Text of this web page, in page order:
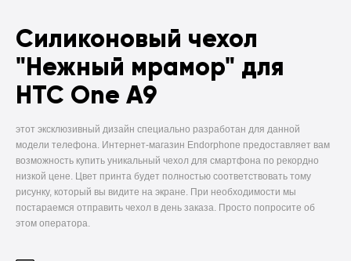
Силиконовый чехол
"Нежный мрамор" для
HTC One A9
этот эксклюзивный дизайн специально разработан для данной
модели телефона. Интернет-магазин Endorphone предоставляет вам
возможность купить уникальный чехол для смартфона по рекордно
низкой цене. Цвет принта будет полностью соответствовать тому
рисунку, который вы видите на экране. При необходимости мы
постараемся отправить чехол в день заказа. Просто попросите об
этом оператора.